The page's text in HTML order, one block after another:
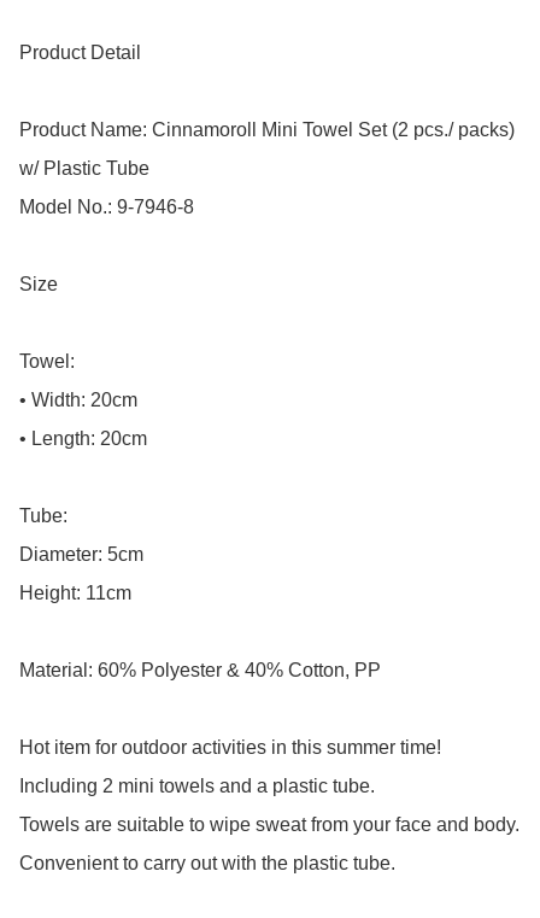
Product Detail
Product Name: Cinnamoroll Mini Towel Set (2 pcs./ packs)
w/ Plastic Tube
Model No.: 9-7946-8
Size
Towel:
• Width: 20cm
• Length: 20cm
Tube:
Diameter: 5cm
Height: 11cm
Material: 60% Polyester & 40% Cotton, PP
Hot item for outdoor activities in this summer time!
Including 2 mini towels and a plastic tube.
Towels are suitable to wipe sweat from your face and body.
Convenient to carry out with the plastic tube.